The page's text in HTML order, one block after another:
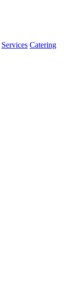
Services Catering